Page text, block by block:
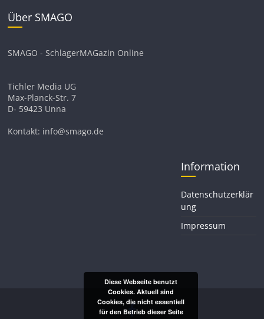
Über SMAGO
SMAGO - SchlagerMAGazin Online
Tichler Media UG
Max-Planck-Str. 7
D- 59423 Unna
Kontakt: info@smago.de
Information
Datenschutzerklär
ung
Impressum
Diese Webseite benutzt
Cookies. Aktuell sind
Cookies, die nicht essentiell
für den Betrieb dieser Seite